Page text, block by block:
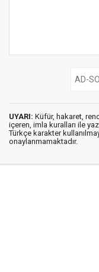
UYARI: Küfür, hakaret,
içeren, imla kuralları ile
Türkçe karakter
onaylanmamaktadır.